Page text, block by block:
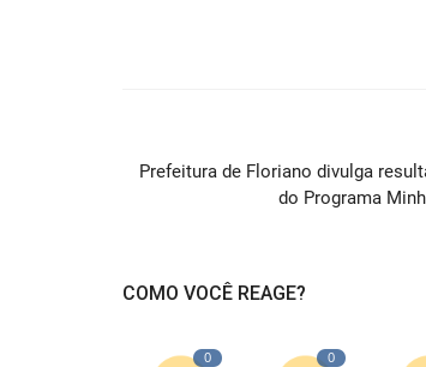
Prefeitura de Floriano divulga
do Programa
COMO VOCÊ REAGE?
0 0